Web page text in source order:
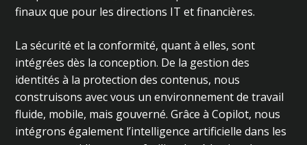
finaux que pour les directions IT et financières.
La sécurité et la conformité, quant à elles, sont
intégrées dès la conception. De la gestion des
identités à la protection des contenus, nous
construisons avec vous un environnement de travail
fluide, mobile, mais gouverné. Grâce à Copilot, nous
intégrons également l’intelligence artificielle dans les